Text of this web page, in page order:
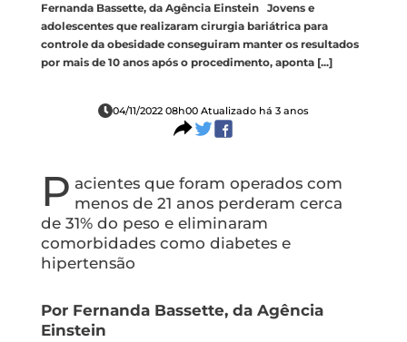
Fernanda Bassette, da Agência Einstein Jovens e
adolescentes que realizaram cirurgia bariátrica para
controle da obesidade conseguiram manter os resultados
por mais de 10 anos após o procedimento, aponta [...]
04/11/2022 08h00 Atualizado há 3 anos
P acientes que foram operados com
menos de 21 anos perderam cerca
de 31% do peso e eliminaram
comorbidades como diabetes e
hipertensão
Por Fernanda Bassette, da Agência
Einstein